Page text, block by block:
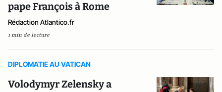
pape François à Rome
Rédaction Atlantico.fr
1 min de lecture
DIPLOMATIE AU VATICAN
Volodymyr Zelensky a